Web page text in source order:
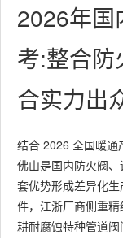
2026年国
考:整合
合实力出
结合 2026 全国暖通
佛山是国内防火阀
套优势形成差异化
件，江浙厂商侧重
耕耐腐蚀特种管道阀